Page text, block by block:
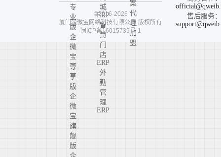
专
业
版
企
微
宝
尊
享
版
企
微
宝
旗
舰
版
城
ERP
智
慧
门
店
ERP
外
勤
管
理
ERP
案
代
理
加
盟
售后服务：
©2016-2026
厦门企微宝网络科技有限公司 版权所有
闽ICP备16015739号-1